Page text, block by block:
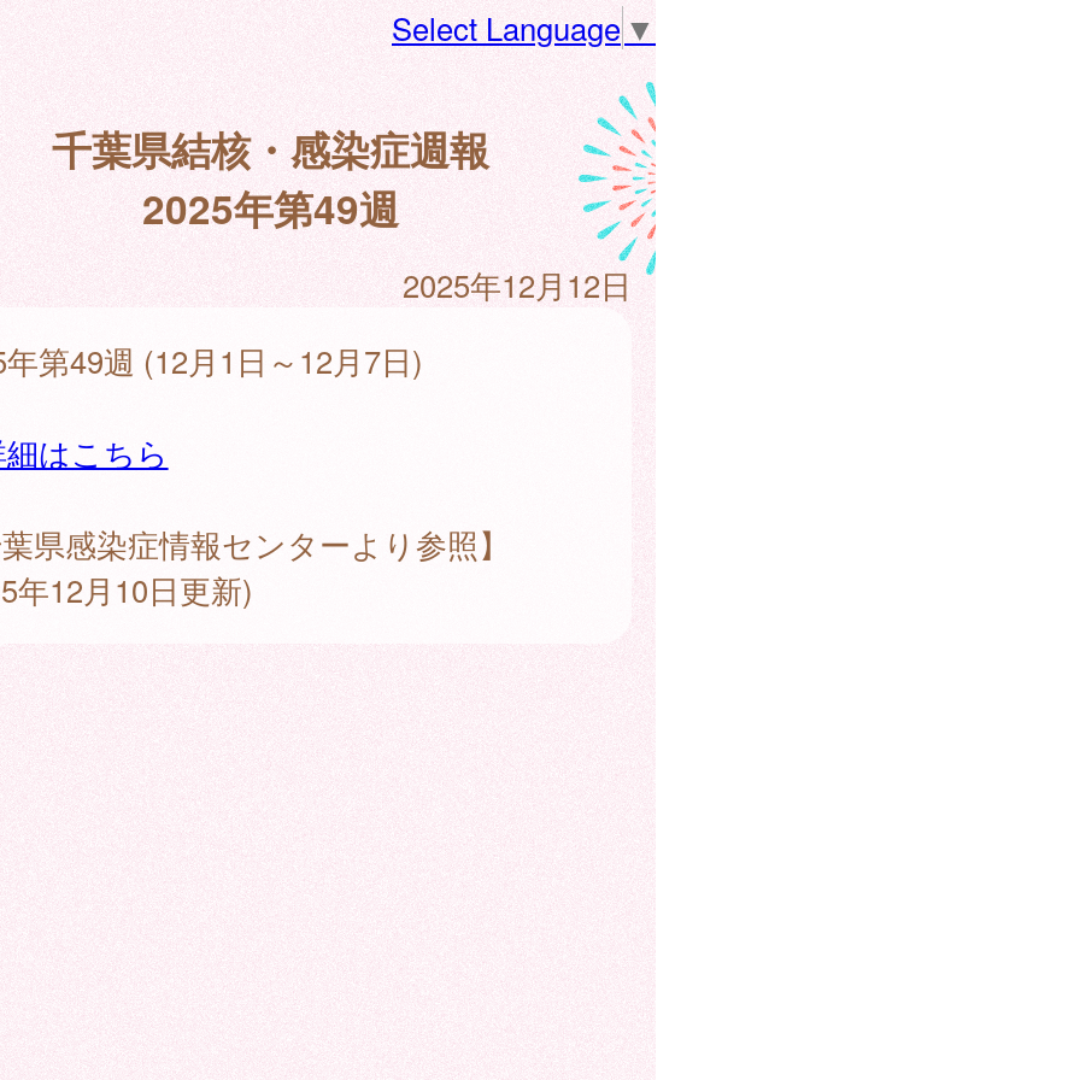
Select Language▼
千葉県結核・感染症週報
2025年第49週
2025年12月12日
第49週 (12月1日～12月7日)
はこちら
県感染症情報センターより参照】
年12月10日更新)